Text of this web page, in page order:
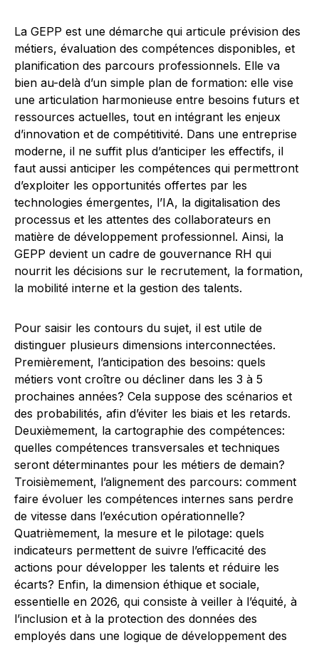
La GEPP est une démarche qui articule prévision des
métiers, évaluation des compétences disponibles, et
planification des parcours professionnels. Elle va
bien au-delà d’un simple plan de formation: elle vise
une articulation harmonieuse entre besoins futurs et
ressources actuelles, tout en intégrant les enjeux
d’innovation et de compétitivité. Dans une entreprise
moderne, il ne suffit plus d’anticiper les effectifs, il
faut aussi anticiper les compétences qui permettront
d’exploiter les opportunités offertes par les
technologies émergentes, l’IA, la digitalisation des
processus et les attentes des collaborateurs en
matière de développement professionnel. Ainsi, la
GEPP devient un cadre de gouvernance RH qui
nourrit les décisions sur le recrutement, la formation,
la mobilité interne et la gestion des talents.
Pour saisir les contours du sujet, il est utile de
distinguer plusieurs dimensions interconnectées.
Premièrement, l’anticipation des besoins: quels
métiers vont croître ou décliner dans les 3 à 5
prochaines années? Cela suppose des scénarios et
des probabilités, afin d’éviter les biais et les retards.
Deuxièmement, la cartographie des compétences:
quelles compétences transversales et techniques
seront déterminantes pour les métiers de demain?
Troisièmement, l’alignement des parcours: comment
faire évoluer les compétences internes sans perdre
de vitesse dans l’exécution opérationnelle?
Quatrièmement, la mesure et le pilotage: quels
indicateurs permettent de suivre l’efficacité des
actions pour développer les talents et réduire les
écarts? Enfin, la dimension éthique et sociale,
essentielle en 2026, qui consiste à veiller à l’équité, à
l’inclusion et à la protection des données des
employés dans une logique de développement des